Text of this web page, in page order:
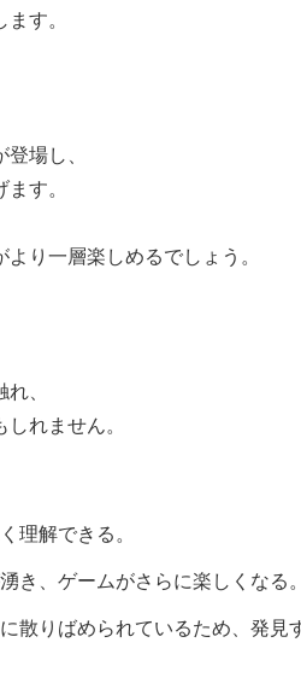
す。
場し、
す。
り一層楽しめるでしょう。
、
れません。
理解できる。
き、ゲームがさらに楽しくなる。
散りばめられているため、発見